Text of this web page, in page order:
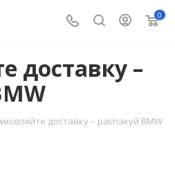
0
доставку –
доставку – распакуй BMW